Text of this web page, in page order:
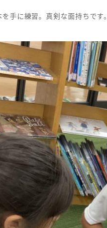
を手に練習。真剣な面持ちです。